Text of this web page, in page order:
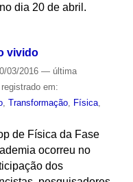
dia 20 de abril.
vivido
03/2016 — última
em:
, Transformação, Física,
de Física da Fase
ocorreu no
dos